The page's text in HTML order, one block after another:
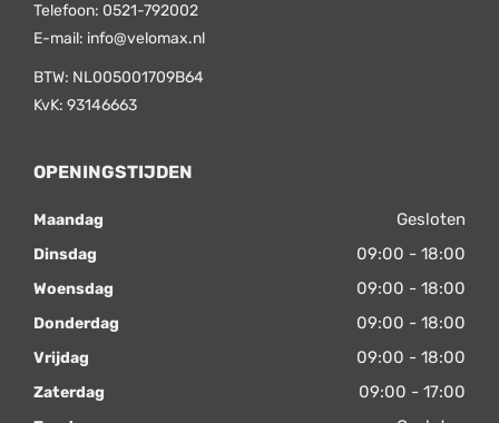
Telefoon: 0521-792002
E-mail: info@velomax.nl
BTW: NL005001709B64
KvK: 93146663
OPENINGSTIJDEN
Maandag Gesloten
Dinsdag 09:00 - 18:00
Woensdag 09:00 - 18:00
Donderdag 09:00 - 18:00
Vrijdag 09:00 - 18:00
Zaterdag 09:00 - 17:00